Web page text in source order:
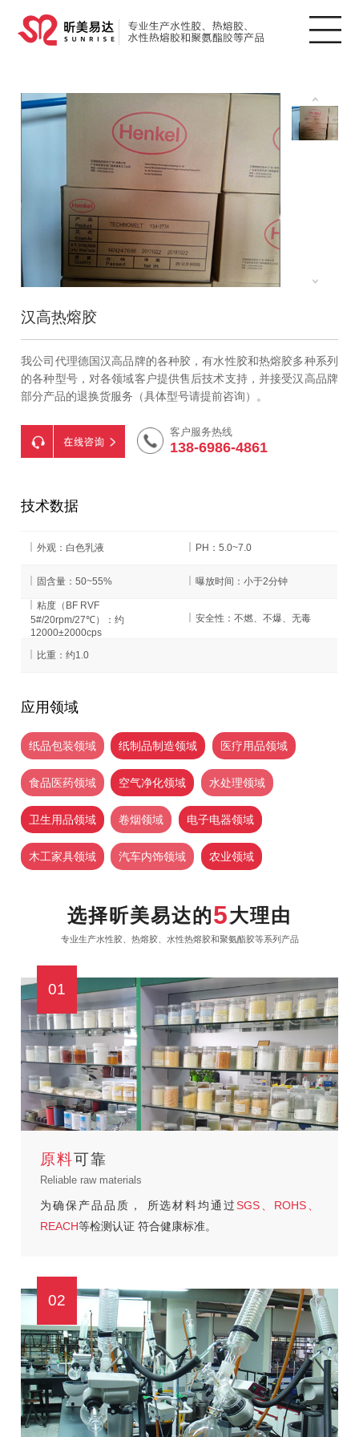
汉高热熔胶
我公司代理德国汉高品牌的各种胶，有水性胶和热熔胶多种系列
的各种型号，对各领域客户提供售后技术支持，并接受汉高品牌
部分产品的退换货服务（具体型号请提前咨询）。
客户服务热线
138-6986-4861
技术数据
外观：白色乳液 PH：5.0~7.0
固含量：50~55% 曝放时间：小于2分钟
粘度（BF RVF
5#/20rpm/27℃）：约
12000±2000cps
安全性：不燃、不爆、无毒
比重：约1.0
应用领域
纸品包装领域 纸制品制造领域 医疗用品领域
食品医药领域 空气净化领域 水处理领域
卫生用品领域 卷烟领域 电子电器领域
木工家具领域 汽车内饰领域 农业领域
选择昕美易达的5大理由
专业生产水性胶、热熔胶、水性热熔胶和聚氨酯胶等系列产品
01
原料可靠
Reliable raw materials
为确保产品品质， 所选材料均通过SGS、ROHS、
REACH等检测认证 符合健康标准。
02